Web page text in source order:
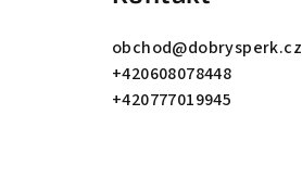
obchod@dobrysperk.cz
+420608078448
+420777019945